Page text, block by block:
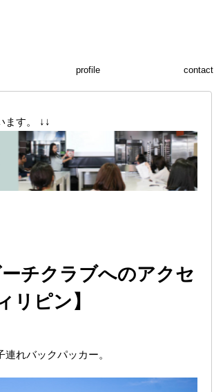
profile contact
ます。 ↓↓
チクラブへのアクセ
リピン】
れバックパッカー。